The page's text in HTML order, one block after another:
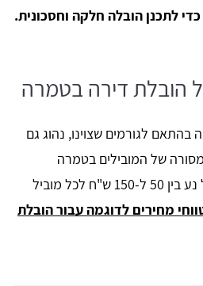
לתכנן הובלה חלקה וחסכונית.
הובלת דירה בטמרה
לגורמים שצוינו, נהוג גם
של המובילים בטמרה
באמצעות טיפ. סכום מקובל נע בין 50 ל-150 ש"ח לכל מוביל
מחירים לדוגמה עבור הובלת